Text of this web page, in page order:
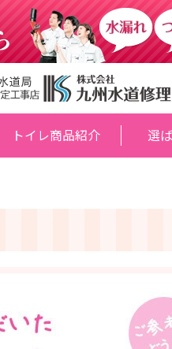
トイレ商品紹介 選